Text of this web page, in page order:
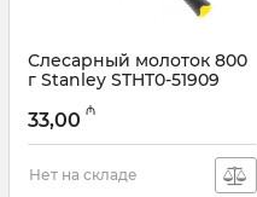
Слесарный молоток 800
г Stanley STHT0-51909
33,00 ₼
Нет на складе